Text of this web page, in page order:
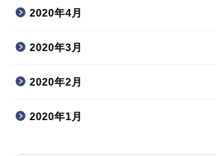
2020年4月
2020年3月
2020年2月
2020年1月